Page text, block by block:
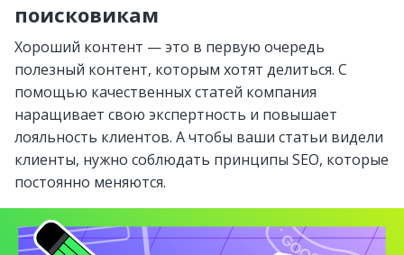
поисковикам
Хороший контент — это в первую очередь
полезный контент, которым хотят делиться. С
помощью качественных статей компания
наращивает свою экспертность и повышает
лояльность клиентов. А чтобы ваши статьи видели
клиенты, нужно соблюдать принципы SEO, которые
постоянно меняются.